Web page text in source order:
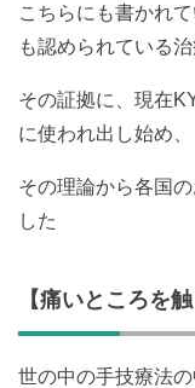
こちらにも書かれ
も認められている
その証拠に、現在
に使われ出し始め、
その理論から各国
した
【痛いところを
世の中の手技療法